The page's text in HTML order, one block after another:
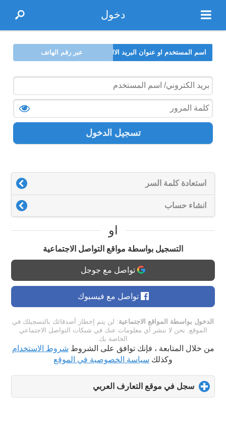
دخول
اسم المستخدم او عنوان البريد الالكتروني عبر رقم الهاتف
تسجيل الدخول
استعادة كلمة السر
انشاء حساب
او
التسجيل بواسطة مواقع التواصل الاجتماعية
تواصل مع جوجل
تواصل مع فيسبوك
الدخول بواسطة المواقع الاجتماعية: لن يتم إخطار أصدقائك بالتسجيلك في
الموقع. نحن لا ننشر أي معلومات عنك في شبكات التواصل الاجتماعي
الخاصة بك
من خلال المتابعة ، فإنك توافق على الشروط شروط الاستخدام
وكذلك سياسة الخصوصية في الموقع
سجل في موقع التعارف العربي
to